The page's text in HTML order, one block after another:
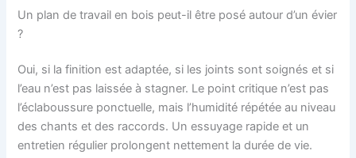
Un plan de travail en bois peut-il être posé autour d’un évier
?
Oui, si la finition est adaptée, si les joints sont soignés et si
l’eau n’est pas laissée à stagner. Le point critique n’est pas
l’éclaboussure ponctuelle, mais l’humidité répétée au niveau
des chants et des raccords. Un essuyage rapide et un
entretien régulier prolongent nettement la durée de vie.